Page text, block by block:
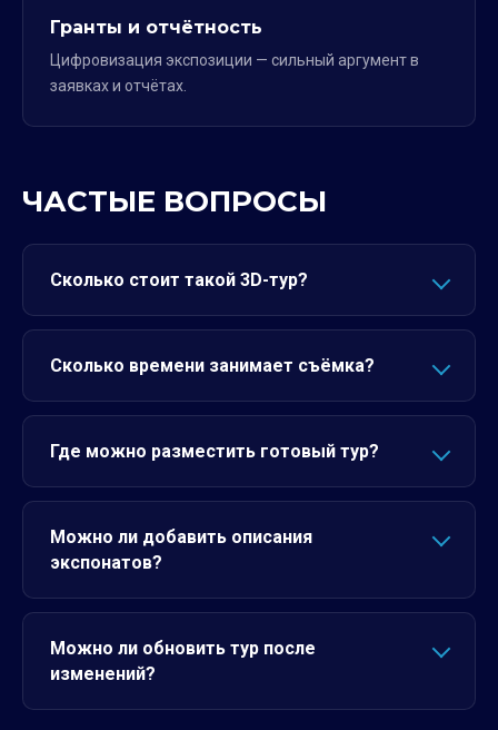
Гранты и отчётность
Цифровизация экспозиции — сильный аргумент в
заявках и отчётах.
ЧАСТЫЕ ВОПРОСЫ
Сколько стоит такой 3D-тур?
Сколько времени занимает съёмка?
Где можно разместить готовый тур?
Можно ли добавить описания
экспонатов?
Можно ли обновить тур после
изменений?